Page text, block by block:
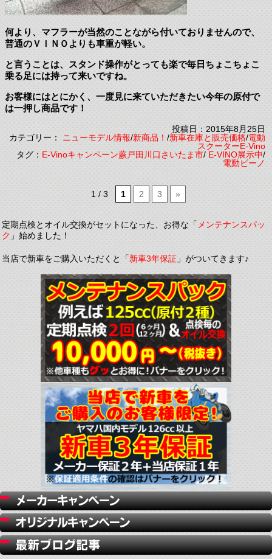
何より、マフラーが当然のことながら付いておりませんので、
普通のＶＩＮＯよりも車重が軽い。
と言うことは、スタンド操作がとっても楽で毎日ちょこちょこ
乗る足には持って来いですね。
お客様にはとにかく、一度見に来ていただきたい今年の原付で
は一押し商品です！
投稿日：2015年8月25日
カテゴリー：ニューモデル情報/新商品！/新車在庫と販売価格/電動
スクーターE-Vino
タグ：E-Vinoキャンペーン蕨戸田川口さいたま市/E-VINO展示中/
電動ビーノ
1 / 3 1 2 3 »
定期点検とオイル交換がセットになった、お得な「メンテナンスパッ
ク」始めました！
当店で新車をご購入いただくと「新車3年保証」がついてきます♪